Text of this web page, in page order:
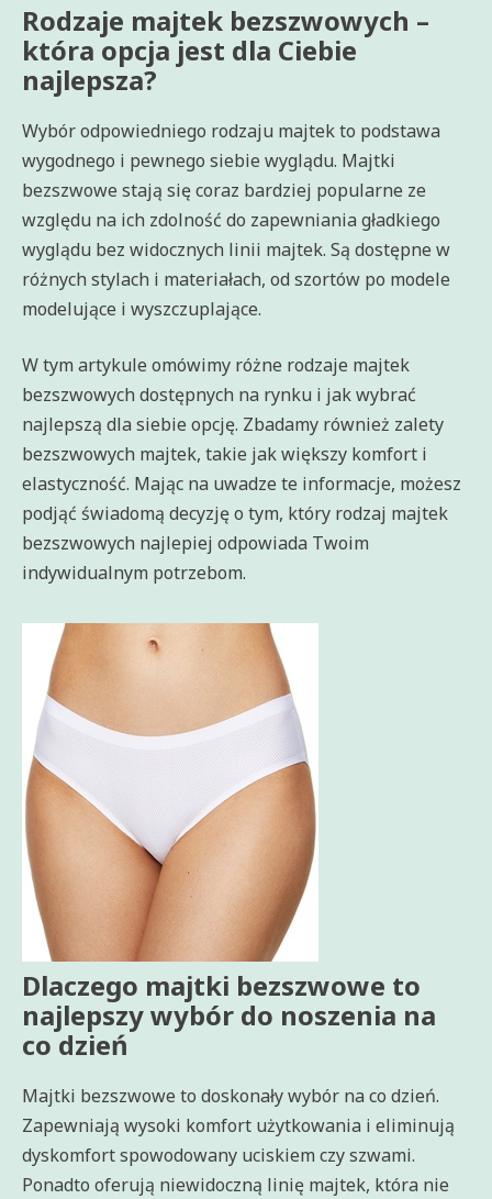
Rodzaje majtek bezszwowych –
która opcja jest dla Ciebie
najlepsza?
Wybór odpowiedniego rodzaju majtek to podstawa
wygodnego i pewnego siebie wyglądu. Majtki
bezszwowe stają się coraz bardziej popularne ze
względu na ich zdolność do zapewniania gładkiego
wyglądu bez widocznych linii majtek. Są dostępne w
różnych stylach i materiałach, od szortów po modele
modelujące i wyszczuplające.
W tym artykule omówimy różne rodzaje majtek
bezszwowych dostępnych na rynku i jak wybrać
najlepszą dla siebie opcję. Zbadamy również zalety
bezszwowych majtek, takie jak większy komfort i
elastyczność. Mając na uwadze te informacje, możesz
podjąć świadomą decyzję o tym, który rodzaj majtek
bezszwowych najlepiej odpowiada Twoim
indywidualnym potrzebom.
Dlaczego majtki bezszwowe to
najlepszy wybór do noszenia na
co dzień
Majtki bezszwowe to doskonały wybór na co dzień.
Zapewniają wysoki komfort użytkowania i eliminują
dyskomfort spowodowany uciskiem czy szwami.
Ponadto oferują niewidoczną linię majtek, która nie